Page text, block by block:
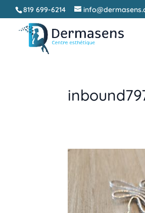
819 699-6214